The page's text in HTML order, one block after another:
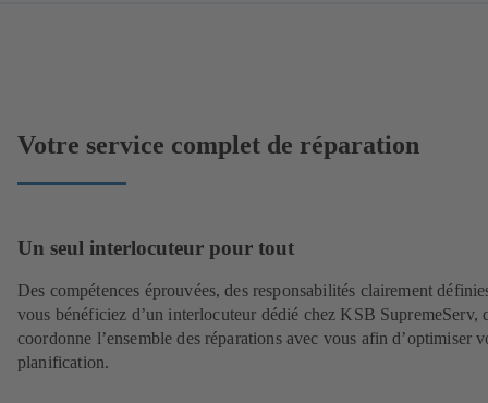
Votre service complet de réparation
Un seul interlocuteur pour tout
Des compétences éprouvées, des responsabilités clairement
vous bénéficiez d’un interlocuteur dédié chez KSB SupremeServ,
coordonne l’ensemble des réparations avec vous afin d’optimiser
planification.